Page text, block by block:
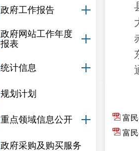
政府工作报告
政府网站工作年度
报表
统计信息
规划计划
重点领域信息公开
政府采购及购买服务
富
富